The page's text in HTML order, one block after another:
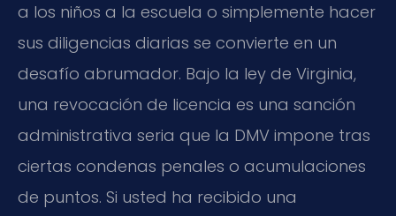
a los niños a la escuela o simplemente hacer
sus diligencias diarias se convierte en un
desafío abrumador. Bajo la ley de Virginia,
una revocación de licencia es una sanción
administrativa seria que la DMV impone tras
ciertas condenas penales o acumulaciones
de puntos. Si usted ha recibido una